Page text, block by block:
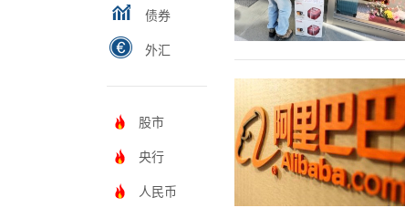
债券
外汇
股市
央行
人民币